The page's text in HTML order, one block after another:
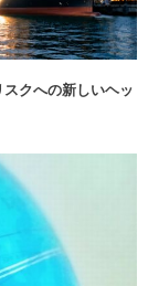
クへの新しいヘッ